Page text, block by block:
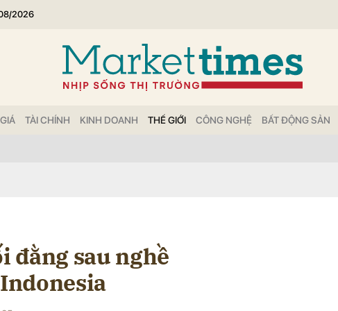
2026
TÀI CHÍNH KINH DOANH THẾ GIỚI CÔNG NGHỆ BẤT ĐỘNG SẢN
đằng sau nghề
Gửi bình luận